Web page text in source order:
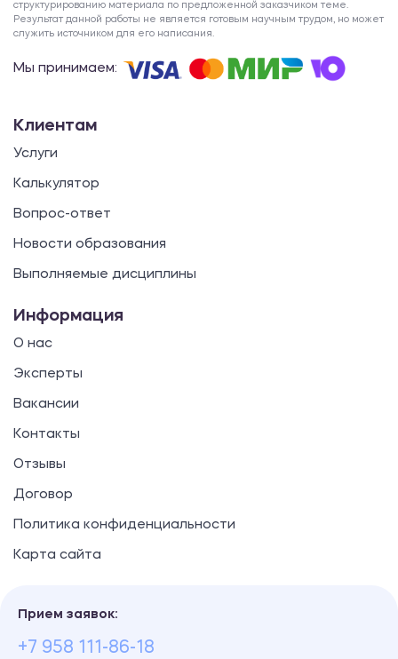
структурированию материала по предложенной заказчиком теме.
Результат данной работы не является готовым научным трудом, но может
служить источником для его написания.
Мы принимаем:
Клиентам
Услуги
Калькулятор
Вопрос-ответ
Новости образования
Выполняемые дисциплины
Информация
О нас
Эксперты
Вакансии
Контакты
Отзывы
Договор
Политика конфиденциальности
Карта сайта
Прием заявок:
+7 958 111-86-18